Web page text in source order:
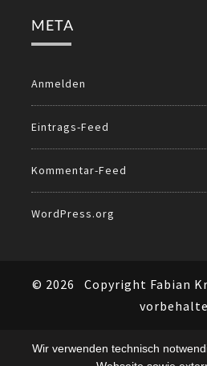
META
Anmelden
Eintrags-Feed
Kommentar-Feed
WordPress.org
© 2026
Copyright Fabian
Wir verwenden technisch